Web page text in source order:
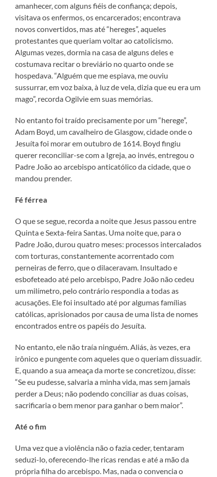
amanhecer, com alguns fiéis de confiança; depois,
visitava os enfermos, os encarcerados; encontrava
novos convertidos, mas até “hereges”, aqueles
protestantes que queriam voltar ao catolicismo.
Algumas vezes, dormia na casa de alguns deles e
costumava recitar o breviário no quarto onde se
hospedava. “Alguém que me espiava, me ouviu
sussurrar, em voz baixa, à luz de vela, dizia que eu era um
mago”, recorda Ogilvie em suas memórias.
No entanto foi traído precisamente por um “herege”,
Adam Boyd, um cavalheiro de Glasgow, cidade onde o
Jesuíta foi morar em outubro de 1614. Boyd fingiu
querer reconciliar-se com a Igreja, ao invés, entregou o
Padre João ao arcebispo anticatólico da cidade, que o
mandou prender.
Fé férrea
O que se segue, recorda a noite que Jesus passou entre
Quinta e Sexta-feira Santas. Uma noite que, para o
Padre João, durou quatro meses: processos intercalados
com torturas, constantemente acorrentado com
perneiras de ferro, que o dilaceravam. Insultado e
esbofeteado até pelo arcebispo, Padre João não cedeu
um milímetro, pelo contrário respondia a todas as
acusações. Ele foi insultado até por algumas famílias
católicas, aprisionados por causa de uma lista de nomes
encontrados entre os papéis do Jesuíta.
No entanto, ele não traía ninguém. Aliás, às vezes, era
irônico e pungente com aqueles que o queriam dissuadir.
E, quando a sua ameaça da morte se concretizou, disse:
“Se eu pudesse, salvaria a minha vida, mas sem jamais
perder a Deus; não podendo conciliar as duas coisas,
sacrificaria o bem menor para ganhar o bem maior”.
Até o fim
Uma vez que a violência não o fazia ceder, tentaram
seduzi-lo, oferecendo-lhe ricas rendas e até a mão da
própria filha do arcebispo. Mas, nada o convencia o